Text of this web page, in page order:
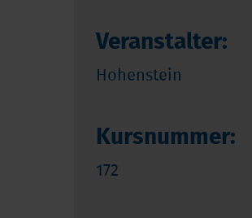
Veranstalter:
Hohenstein
Kursnummer:
172